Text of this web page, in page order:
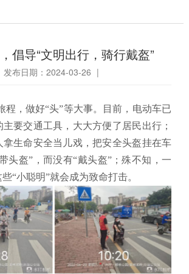
倡导“文明出行，骑行戴盔”
发布日期：2024-03-26 |
程，做好“头”等大事。目前，电动车已
要交通工具，大大方便了居民出行；
拿生命安全当儿戏，把安全头盔挂在车
头盔”，而没有“戴头盔”；殊不知，一
“小聪明”就会成为致命打击。